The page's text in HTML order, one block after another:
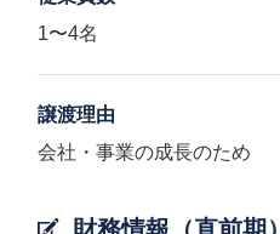
1〜4名
譲渡理由
会社・事業の成長のため